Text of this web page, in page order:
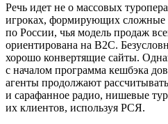
Речь идет не о массовых
игроках, формирующих сложные
по России, чья модель продаж
ориентирована на B2C.
хорошо конвертящие сайты.
с началом программа кешбэка
агенты продолжают
и сарафанное радио, нишевые
их клиентов, используя РСЯ.